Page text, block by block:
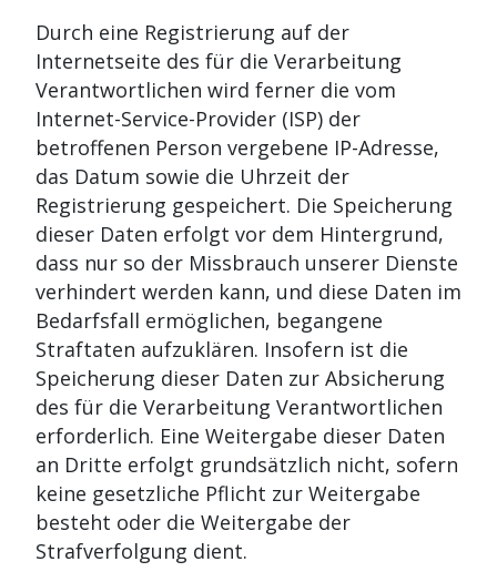
Durch eine Registrierung auf der
Internetseite des für die Verarbeitung
Verantwortlichen wird ferner die vom
Internet-Service-Provider (ISP) der
betroffenen Person vergebene IP-Adresse,
das Datum sowie die Uhrzeit der
Registrierung gespeichert. Die Speicherung
dieser Daten erfolgt vor dem Hintergrund,
dass nur so der Missbrauch unserer Dienste
verhindert werden kann, und diese Daten im
Bedarfsfall ermöglichen, begangene
Straftaten aufzuklären. Insofern ist die
Speicherung dieser Daten zur Absicherung
des für die Verarbeitung Verantwortlichen
erforderlich. Eine Weitergabe dieser Daten
an Dritte erfolgt grundsätzlich nicht, sofern
keine gesetzliche Pflicht zur Weitergabe
besteht oder die Weitergabe der
Strafverfolgung dient.